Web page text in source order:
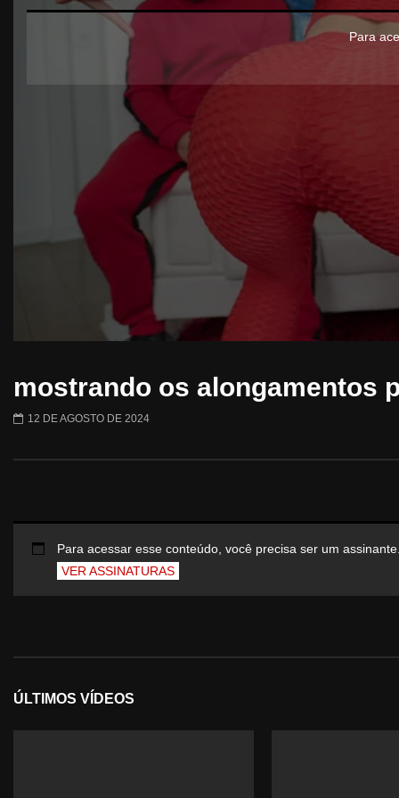
Para
mostrando os alongamentos
12 DE AGOSTO DE 2024
Para acessar esse conteúdo, você precisa ser um
VER ASSINATURAS
ÚLTIMOS VÍDEOS